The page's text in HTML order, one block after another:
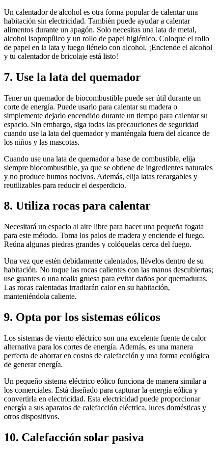
Un calentador de alcohol es otra forma popular de calentar una
habitación sin electricidad. También puede ayudar a calentar
alimentos durante un apagón. Solo necesitas una lata de metal,
alcohol isopropílico y un rollo de papel higiénico. Coloque el rollo
de papel en la lata y luego llénelo con alcohol. ¡Enciende el alcohol
y tu calentador de bricolaje está listo!
7. Use la lata del quemador
Tener un quemador de biocombustible puede ser útil durante un
corte de energía. Puede usarlo para calentar su madera o
simplemente dejarlo encendido durante un tiempo para calentar su
espacio. Sin embargo, siga todas las precauciones de seguridad
cuando use la lata del quemador y manténgala fuera del alcance de
los niños y las mascotas.
Cuando use una lata de quemador a base de combustible, elija
siempre biocombustible, ya que se obtiene de ingredientes naturales
y no produce humos nocivos. Además, elija latas recargables y
reutilizables para reducir el desperdicio.
8. Utiliza rocas para calentar
Necesitará un espacio al aire libre para hacer una pequeña fogata
para este método. Toma los palos de madera y enciende el fuego.
Reúna algunas piedras grandes y colóquelas cerca del fuego.
Una vez que estén debidamente calentados, llévelos dentro de su
habitación. No toque las rocas calientes con las manos descubiertas;
use guantes o una toalla gruesa para evitar daños por quemaduras.
Las rocas calentadas irradiarán calor en su habitación,
manteniéndola caliente.
9. Opta por los sistemas eólicos
Los sistemas de viento eléctrico son una excelente fuente de calor
alternativa para los cortes de energía. Además, es una manera
perfecta de ahorrar en costos de calefacción y una forma ecológica
de generar energía.
Un pequeño sistema eléctrico eólico funciona de manera similar a
los comerciales. Está diseñado para capturar la energía eólica y
convertirla en electricidad. Esta electricidad puede proporcionar
energía a sus aparatos de calefacción eléctrica, luces domésticas y
otros dispositivos.
10. Calefacción solar pasiva